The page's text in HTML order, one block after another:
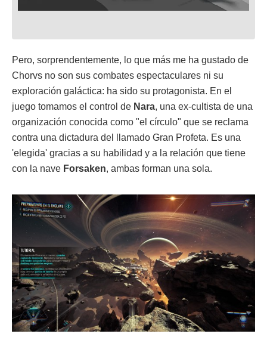
Pero, sorprendentemente, lo que más me ha gustado de
Chorvs no son sus combates espectaculares ni su
exploración galáctica: ha sido su protagonista. En el
juego tomamos el control de Nara, una ex-cultista de una
organización conocida como "el círculo" que se reclama
contra una dictadura del llamado Gran Profeta. Es una
'elegida' gracias a su habilidad y a la relación que tiene
con la nave Forsaken, ambas forman una sola.